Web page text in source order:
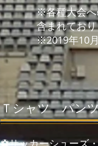
※各種大会へ
含まれてお
※2019年10
Ｔシャツ パン
⚽サッカーシューズ